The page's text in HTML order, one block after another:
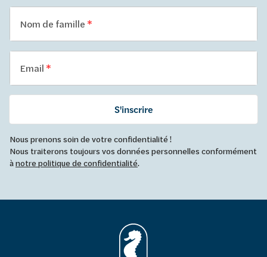
Nom de famille
Email
S'inscrire
Nous prenons soin de votre confidentialité !
Nous traiterons toujours vos données personnelles conformément
ànotre politique de confidentialité.